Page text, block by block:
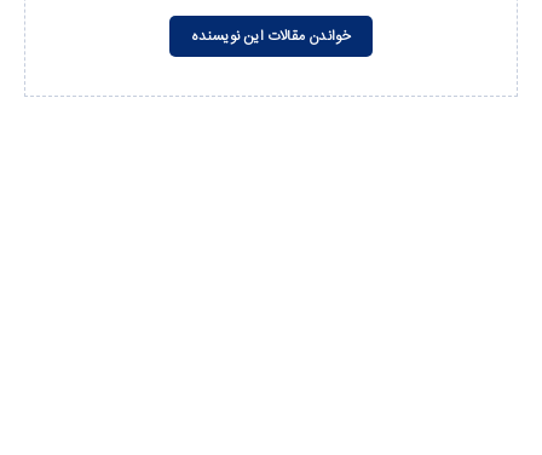
خواندن مقالات این نویسنده